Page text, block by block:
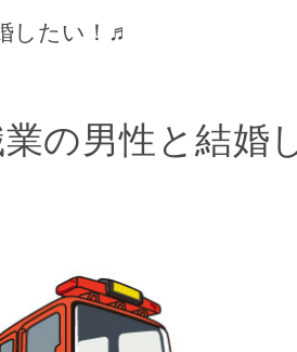
したい！♬
の男性と結婚